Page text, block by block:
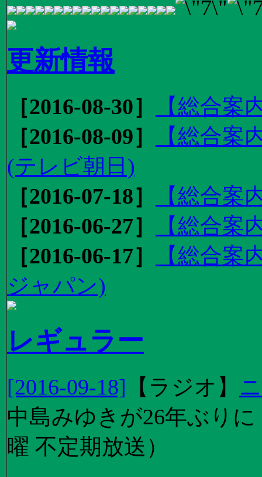
更新情報
［2016-08-30］
【総合
［2016-08-09］
【総合
(テレビ朝日)
［2016-07-18］
【総合案
［2016-06-27］
【総合案
［2016-06-17］
【総合
ジャパン)
レギュラー
[2016-09-18] 【 ラジオ 】
中島みゆきが26年ぶり
曜 不定期放送）